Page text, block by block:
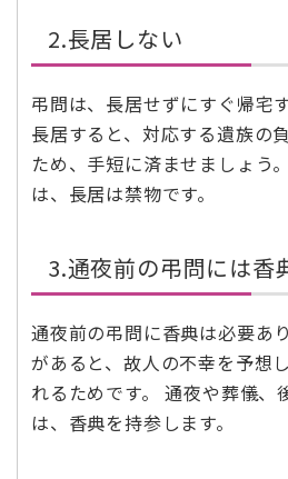
2.長居しない
弔問は、長居せずにすぐ帰宅
長居すると、対応する遺族の
ため、手短に済ませましょう
は、長居は禁物です。
3.通夜前の弔問には香
通夜前の弔問に香典は必要あ
があると、故人の不幸を予想
れるためです。 通夜や葬儀、
は、香典を持参します。